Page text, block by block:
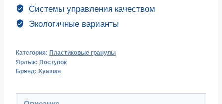
Системы управления качеством
Экологичные варианты
Категория: Пластиковые гранулы
Ярлык: Поступок
Бренд: Хуашан